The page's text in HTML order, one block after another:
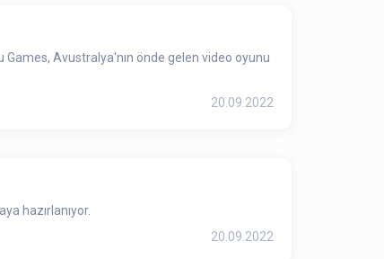
Games, Avustralya'nın önde gelen video oyunu
20.09.2022
hazırlanıyor.
20.09.2022